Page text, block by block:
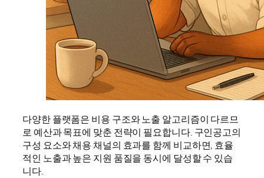
다양한 플랫폼은 비용 구조와 노출 알고리즘이 다르므
로 예산과 목표에 맞춘 전략이 필요합니다. 구인공고의
구성 요소와 채용 채널의 효과를 함께 비교하면, 효율
적인 노출과 높은 지원 품질을 동시에 달성할 수 있습
니다.